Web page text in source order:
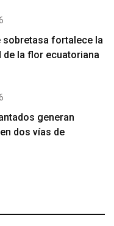
sobretasa fortalece la
de la flor ecuatoriana
generan
dos vías de